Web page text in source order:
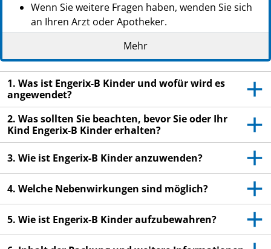
Wenn Sie weitere Fragen haben, wenden Sie sich
an Ihren Arzt oder Apotheker.
Dieser Impfstoff wurde Ihnen oder Ihrem Kind
persönlich verschrieben. Geben Sie ihn nicht an
Dritte weiter.
Wenn Sie Nebenwirkungen bemerken, wenden Sie
sich an Ihren Arzt oder Apotheker. Dies gilt auch
für Nebenwirkungen, die nicht in dieser
Packungsbeilage angegeben sind. Siehe Abschnitt
In dieser Gebrauchsinformation kann jeder Bezug auf
„Sie“ auch „Ihr Kind“ bedeuten.
Mehr
1. Was ist Engerix-B Kinder und wofür wird es
angewendet?
2. Was sollten Sie beachten, bevor Sie oder Ihr
Kind Engerix-B Kinder erhalten?
3. Wie ist Engerix-B Kinder anzuwenden?
4. Welche Nebenwirkungen sind möglich?
5. Wie ist Engerix-B Kinder aufzubewahren?